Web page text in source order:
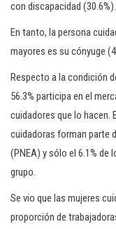
con discapacidad (30.6%).
En tanto, la persona
mayores es su cónyuge
Respecto a la condición
56.3% participa en el
cuidadores que lo hacen.
cuidadoras forman parte
(PNEA) y sólo el 6.1% de
grupo.
Se vio que las mujeres
proporción de